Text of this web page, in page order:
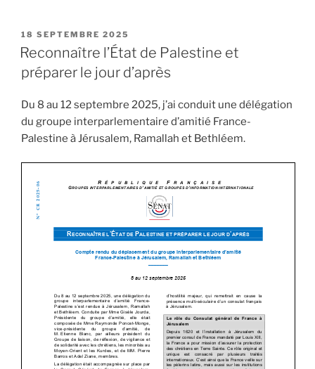
PUBLIÉ
LE
18 SEPTEMBRE 2025
Reconnaître l’État de Palestine et
préparer le jour d’après
Du 8 au 12 septembre 2025, j’ai conduit une délégation
du groupe interparlementaire d’amitié France-
Palestine à Jérusalem, Ramallah et Bethléem.